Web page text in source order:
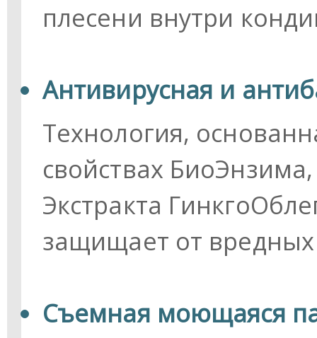
плесени внутри
Антивирусная и
Технология,
свойствах
Экстракта
защищает от
Съемная моющаяся